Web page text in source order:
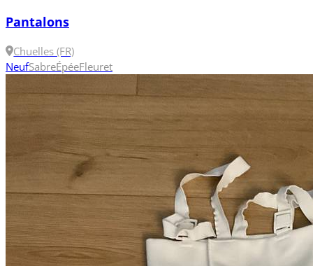
Pantalons
Chuelles (FR)
NeufSabreÉpéeFleuret